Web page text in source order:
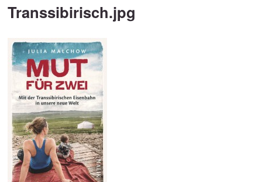
Transsibirisch.jpg